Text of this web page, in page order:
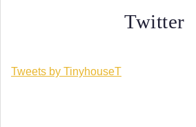
Twitter
Tweets by TinyhouseT